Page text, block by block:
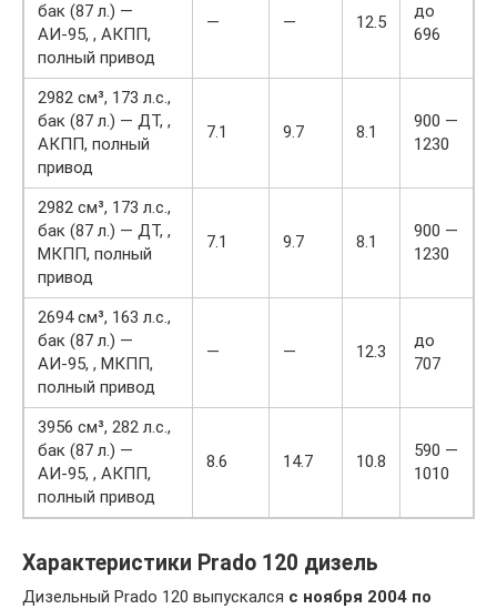
бак (87 л.) —
АИ-95, , АКПП,
полный привод
— — 12.5
до
696
2982 см³, 173 л.с.,
бак (87 л.) — ДТ, ,
АКПП, полный
привод
7.1 9.7 8.1
900 —
1230
2982 см³, 173 л.с.,
бак (87 л.) — ДТ, ,
МКПП, полный
привод
7.1 9.7 8.1
900 —
1230
2694 см³, 163 л.с.,
бак (87 л.) —
АИ-95, , МКПП,
полный привод
— — 12.3
до
707
3956 см³, 282 л.с.,
бак (87 л.) —
АИ-95, , АКПП,
полный привод
8.6 14.7 10.8
590 —
1010
Характеристики Prado 120 дизель
Дизельный Prado 120 выпускался с ноября 2004 по